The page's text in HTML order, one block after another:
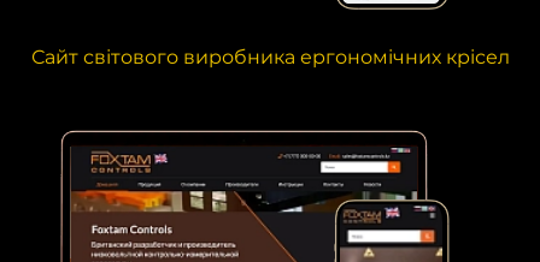
Сайт світового виробника ергономічних крісел